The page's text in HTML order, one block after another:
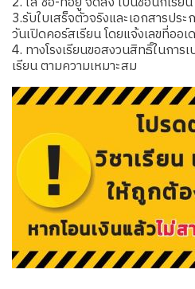
3.รับใบเสร็จตัวจริงและเอกสารประ
วันเปิดคอร์สเรียน โดยแจ้งเลขที่ออ
4. ทางโรงเรียนขอสงวนสิทธิ์ในกา
เรียน ตามความเหมาะสม